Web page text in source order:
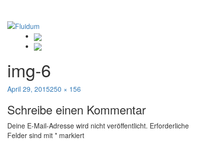
img-6
Veröffentlicht
April 29, 2015Volle
250 × 156
Schreibe einen Kommentar
Deine E-Mail-Adresse wird nicht veröffentlicht. Erforderliche
Felder sind mit * markiert